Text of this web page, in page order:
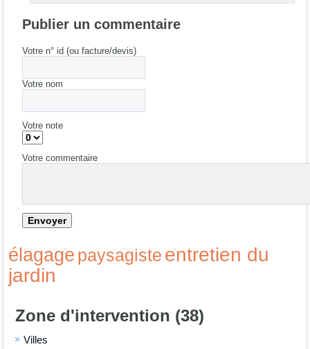
Publier un commentaire
Votre n° id (ou facture/devis)
Votre nom
Votre note
Votre commentaire
élagage paysagiste entretien du
jardin
Zone d'intervention (38)
Villes